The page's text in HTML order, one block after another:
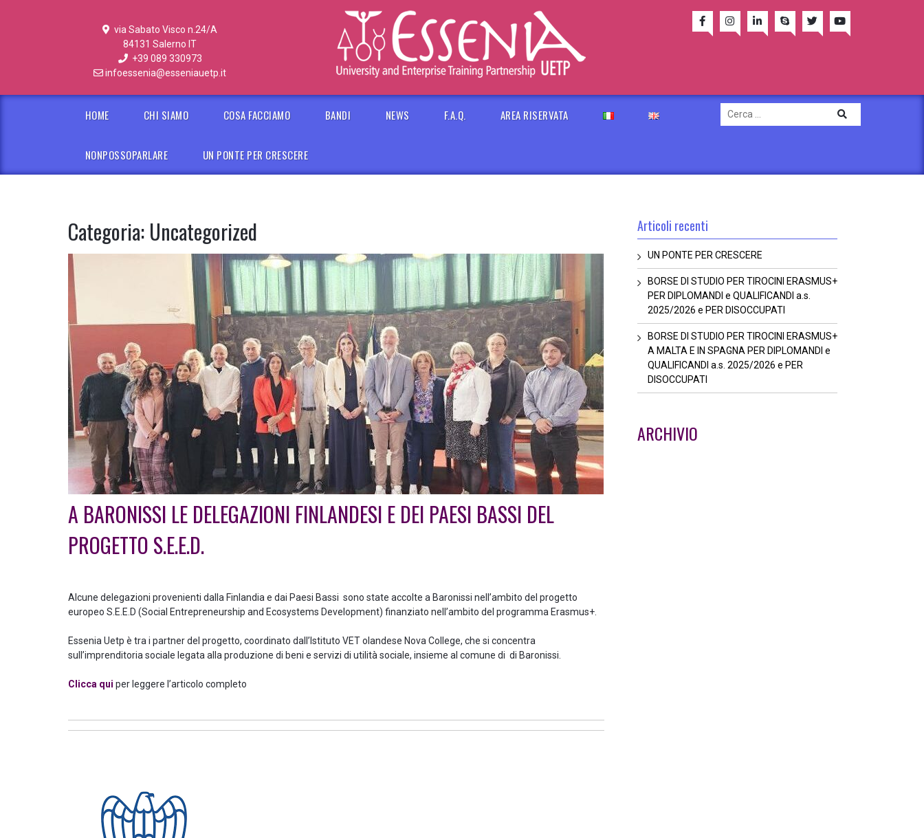
via Sabato Visco n.24/A
84131 Salerno IT
+39 089 330973
infoessenia@esseniauetp.it
HOME CHI SIAMO COSA FACCIAMO BANDI NEWS F.A.Q. AREA RISERVATA
NONPOSSOPARLARE UN PONTE PER CRESCERE
Categoria: Uncategorized
A BARONISSI LE DELEGAZIONI FINLANDESI E DEI PAESI BASSI DEL
PROGETTO S.E.E.D.
Alcune delegazioni provenienti dalla Finlandia e dai Paesi Bassi sono state accolte a Baronissi nell’ambito del progetto
europeo S.E.E.D (Social Entrepreneurship and Ecosystems Development) finanziato nell’ambito del programma Erasmus+.
Essenia Uetp è tra i partner del progetto, coordinato dall’Istituto VET olandese Nova College, che si concentra
sull’imprenditoria sociale legata alla produzione di beni e servizi di utilità sociale, insieme al comune di di Baronissi.
Clicca qui per leggere l’articolo completo
Articoli recenti
UN PONTE PER CRESCERE
BORSE DI STUDIO PER TIROCINI ERASMUS+
PER DIPLOMANDI e QUALIFICANDI a.s.
2025/2026 e PER DISOCCUPATI
BORSE DI STUDIO PER TIROCINI ERASMUS+
A MALTA E IN SPAGNA PER DIPLOMANDI e
QUALIFICANDI a.s. 2025/2026 e PER
DISOCCUPATI
ARCHIVIO